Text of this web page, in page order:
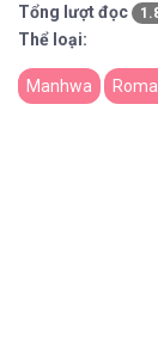
Tổng lượt đọc
Thể loại:
Manhwa